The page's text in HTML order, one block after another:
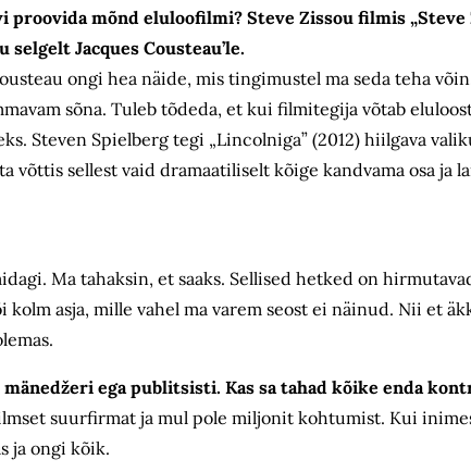
mõnd eluloofilmi? Steve Zissou filmis „Steve
Jacques Cousteau’le.
ongi hea näide, mis tingimustel ma seda teha
sõna. Tuleb tõdeda, et kui filmitegija võtab
Steven Spielberg tegi „Lincolniga” (2012) hiilgava
sellest vaid dramaatiliselt kõige kandvama osa ja
Ma tahaksin, et saaks. Sellised hetked on
asja, mille vahel ma varem seost ei näinud. Nii et
ega publitsisti. Kas sa tahad kõike enda
suurfirmat ja mul pole miljonit kohtumist. Kui
ja ongi kõik.